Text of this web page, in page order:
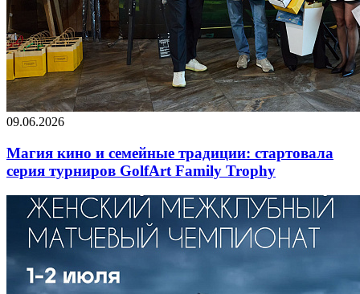
09.06.2026
Магия кино и семейные традиции: стартовала
серия турниров GolfArt Family Trophy